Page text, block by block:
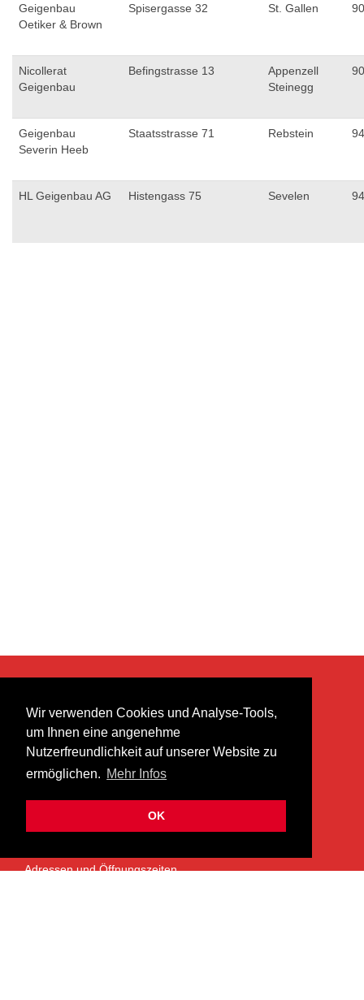
Wir verwenden Cookies und Analyse-Tools,
um Ihnen eine angenehme
Nutzerfreundlichkeit auf unserer Website zu
ermöglichen. Mehr Infos
OK
Geigenbau
Oetiker & Brown
Spisergasse 32 St. Gallen
Nicollerat
Geigenbau
Befingstrasse 13
Appenzell
Steinegg
Geigenbau
Severin Heeb
Staatsstrasse 71 Rebstein
HL Geigenbau AG Histengass 75 Sevelen
heer musik ag
Lättenstrasse 35
8952 Schlieren
info@heermusic.com
ÜBER UNS
Adressen und Öffnungszeiten